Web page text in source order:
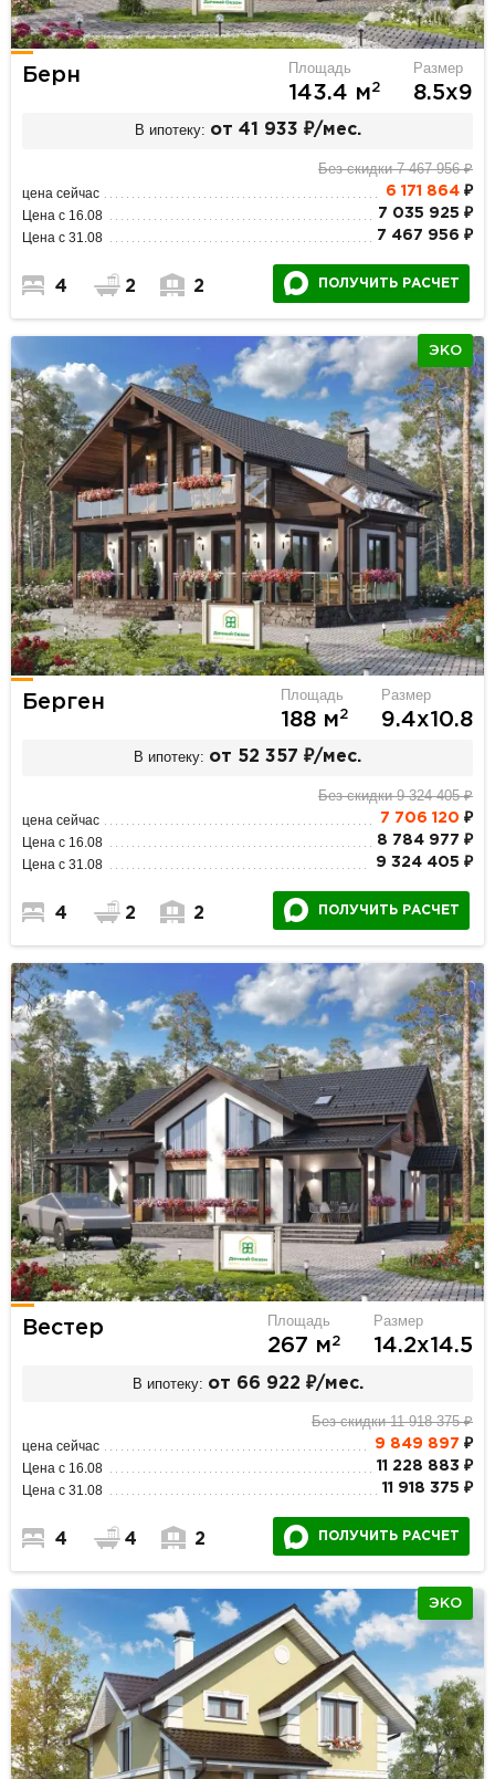
Берн Площадь
143.4 м2
Размер
8.5х9
В ипотеку: от 41 933 ₽/мес.
Без скидки 7 467 956 ₽
цена сейчас 6 171 864₽
Цена с 16.08 7 035 925 ₽
Цена с 31.08 7 467 956 ₽
4 2 2 ПОЛУЧИТЬ РАСЧЕТ
ЭКО
Берген Площадь
188 м2
Размер
9.4х10.8
В ипотеку: от 52 357 ₽/мес.
Без скидки 9 324 405 ₽
цена сейчас 7 706 120 ₽
Цена с 16.08 8 784 977 ₽
Цена с 31.08 9 324 405 ₽
4 2 2 ПОЛУЧИТЬ РАСЧЕТ
Вестер Площадь
267 м2
Размер
14.2х14.5
В ипотеку: от 66 922 ₽/мес.
Без скидки 11 918 375 ₽
цена сейчас 9 849 897 ₽
Цена с 16.08 11 228 883 ₽
Цена с 31.08 11 918 375 ₽
4 4 2 ПОЛУЧИТЬ РАСЧЕТ
ЭКО